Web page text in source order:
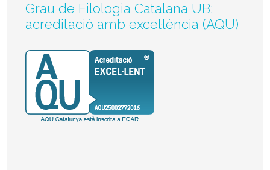
Grau de Filologia Catalana UB:
acreditació amb excel·lència (AQU)